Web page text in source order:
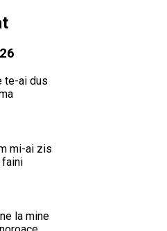
te-ai dus
mi-ai zis
faini
la mine